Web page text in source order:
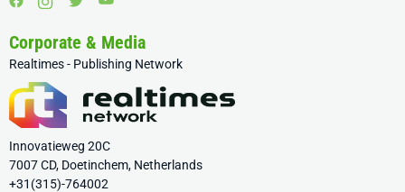
Corporate & Media
Realtimes - Publishing Network
Innovatieweg 20C
7007 CD, Doetinchem, Netherlands
+31(315)-764002